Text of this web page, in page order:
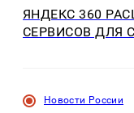
ЯНДЕКС 360
СЕРВИСОВ ДЛЯ
Новости России